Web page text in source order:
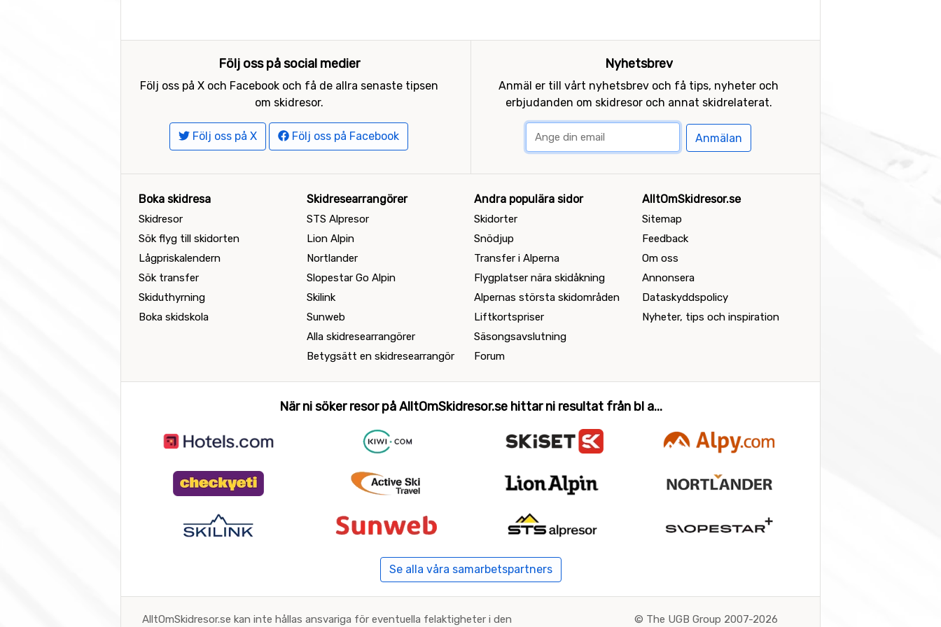
Följ oss på social medier
Följ oss på X och Facebook och få de allra senaste tipsen
om skidresor.
Följ oss på X Följ oss på Facebook
Nyhetsbrev
Anmäl er till vårt nyhetsbrev och få tips, nyheter och
erbjudanden om skidresor och annat skidrelaterat.
Anmälan
Boka skidresa
Skidresor
Sök flyg till skidorten
Lågpriskalendern
Sök transfer
Skiduthyrning
Boka skidskola
Skidresearrangörer
STS Alpresor
Lion Alpin
Nortlander
Slopestar Go Alpin
Skilink
Sunweb
Alla skidresearrangörer
Betygsätt en skidresearrangör
Andra populära sidor
Skidorter
Snödjup
Transfer i Alperna
Flygplatser nära skidåkning
Alpernas största skidområden
Liftkortspriser
Säsongsavslutning
Forum
AlltOmSkidresor.se
Sitemap
Feedback
Om oss
Annonsera
Dataskyddspolicy
Nyheter, tips och inspiration
När ni söker resor på AlltOmSkidresor.se hittar ni resultat från bl a...
Se alla våra samarbetspartners
AlltOmSkidresor.se kan inte hållas ansvariga för eventuella felaktigheter i den © The UGB Group 2007-2026